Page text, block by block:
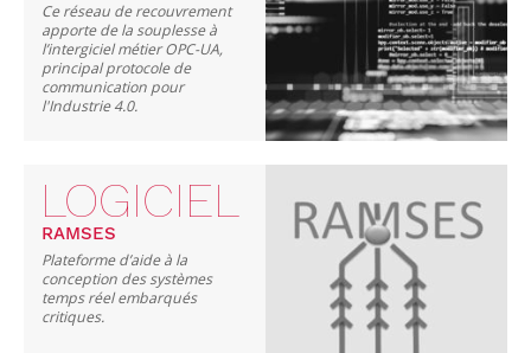
Ce réseau de recouvrement
apporte de la souplesse à
l’intergiciel métier OPC-UA,
principal protocole de
communication pour
l'Industrie 4.0.
LOGICIEL
RAMSES
Plateforme d’aide à la
conception des systèmes
temps réel embarqués
critiques.